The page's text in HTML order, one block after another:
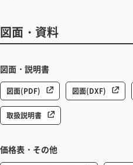
図面・資料
図面・説明書
図面(PDF) 図面(DXF)
取扱説明書
価格表・その他